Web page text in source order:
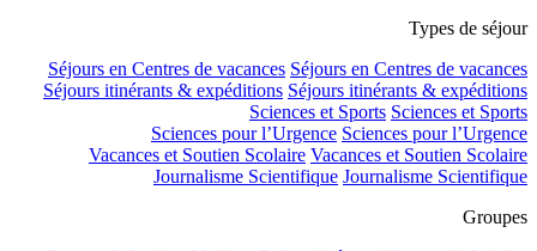
Types de séjour
Séjours en Centres de vacances Séjours en Centres de vacances
Séjours itinérants & expéditions Séjours itinérants & expéditions
Sciences et Sports Sciences et Sports
Sciences pour l’Urgence Sciences pour l’Urgence
Vacances et Soutien Scolaire Vacances et Soutien Scolaire
Journalisme Scientifique Journalisme Scientifique
Groupes